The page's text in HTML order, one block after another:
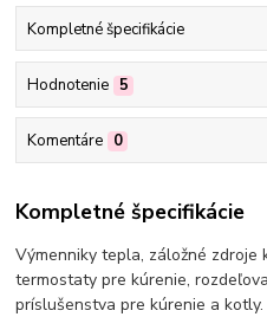
Kompletné špecifikácie
Hodnotenie 5
Komentáre 0
Kompletné špecifikácie
Výmenniky tepla, záložné zdroje
termostaty pre kúrenie,
príslušenstva pre kúrenie a kotly.